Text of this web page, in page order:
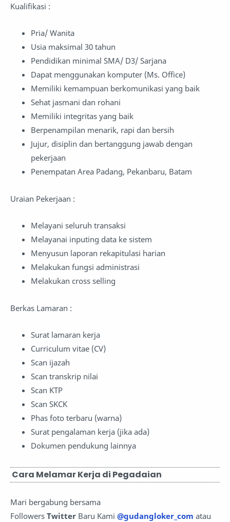
Kualifikasi :
Pria/ Wanita
Usia maksimal 30 tahun
Pendidikan minimal SMA/ D3/ Sarjana
Dapat menggunakan komputer (Ms. Office)
Memiliki kemampuan berkomunikasi yang baik
Sehat jasmani dan rohani
Memiliki integritas yang baik
Berpenampilan menarik, rapi dan bersih
Jujur, disiplin dan bertanggung jawab dengan
pekerjaan
Penempatan Area Padang, Pekanbaru, Batam
Uraian Pekerjaan :
Melayani seluruh transaksi
Melayanai inputing data ke sistem
Menyusun laporan rekapitulasi harian
Melakukan fungsi administrasi
Melakukan cross selling
Berkas Lamaran :
Surat lamaran kerja
Curriculum vitae (CV)
Scan ijazah
Scan transkrip nilai
Scan KTP
Scan SKCK
Phas foto terbaru (warna)
Surat pengalaman kerja (jika ada)
Dokumen pendukung lainnya
Cara Melamar Kerja di Pegadaian
Mari bergabung bersama
Followers Twitter Baru Kami @gudangloker_com atau